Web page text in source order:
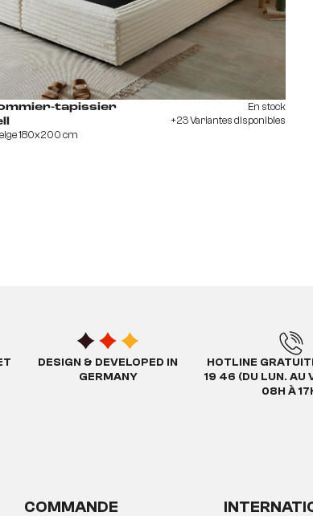
tapissier
180x200 cm
En stock
+23 Variantes disponibles
DESIGN & DEVELOPED IN
GERMANY
HOTLINE
19 46 (DU LUN. AU
08H À
COMMANDE